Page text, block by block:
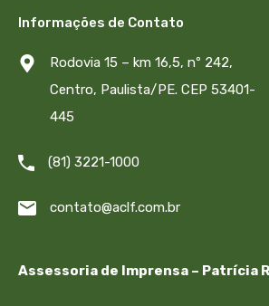
Informações de Contato
Rodovia 15 – km 16,5, nº 242,
Centro, Paulista/PE. CEP 53401-
445
(81) 3221-1000
contato@aclf.com.br
Assessoria de Imprensa – Patrícia